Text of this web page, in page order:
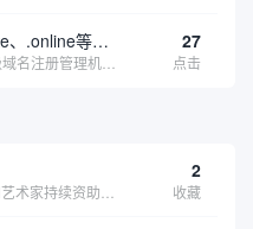
Radix注册局（管理.site、.online等顶级域名） 27
点击
2
收藏